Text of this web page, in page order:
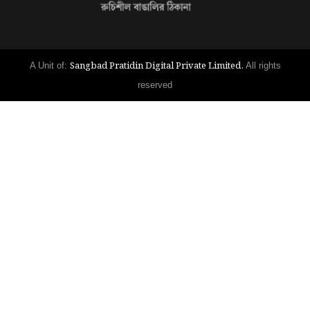
A Unit of: Sangbad Pratidin Digital Private Limited. All rights
reserved